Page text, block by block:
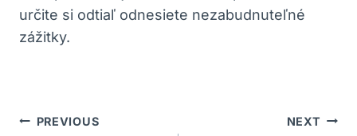
určite si odtiaľ odnesiete nezabudnuteľné
zážitky.
Navigácia
PREVIOUS NEXT